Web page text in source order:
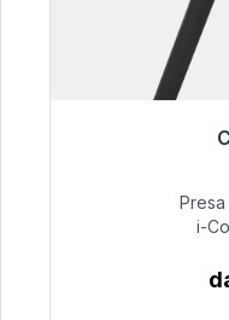
Pronto per la
i-